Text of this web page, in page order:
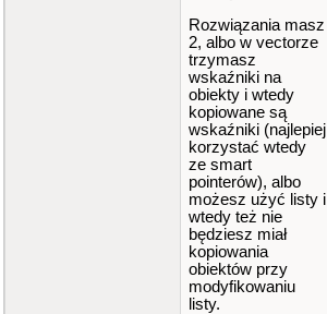
Rozwiązania masz
2, albo w vectorze
trzymasz
wskaźniki na
obiekty i wtedy
kopiowane są
wskaźniki (najlepiej
korzystać wtedy
ze smart
pointerów), albo
możesz użyć listy i
wtedy też nie
będziesz miał
kopiowania
obiektów przy
modyfikowaniu
listy.